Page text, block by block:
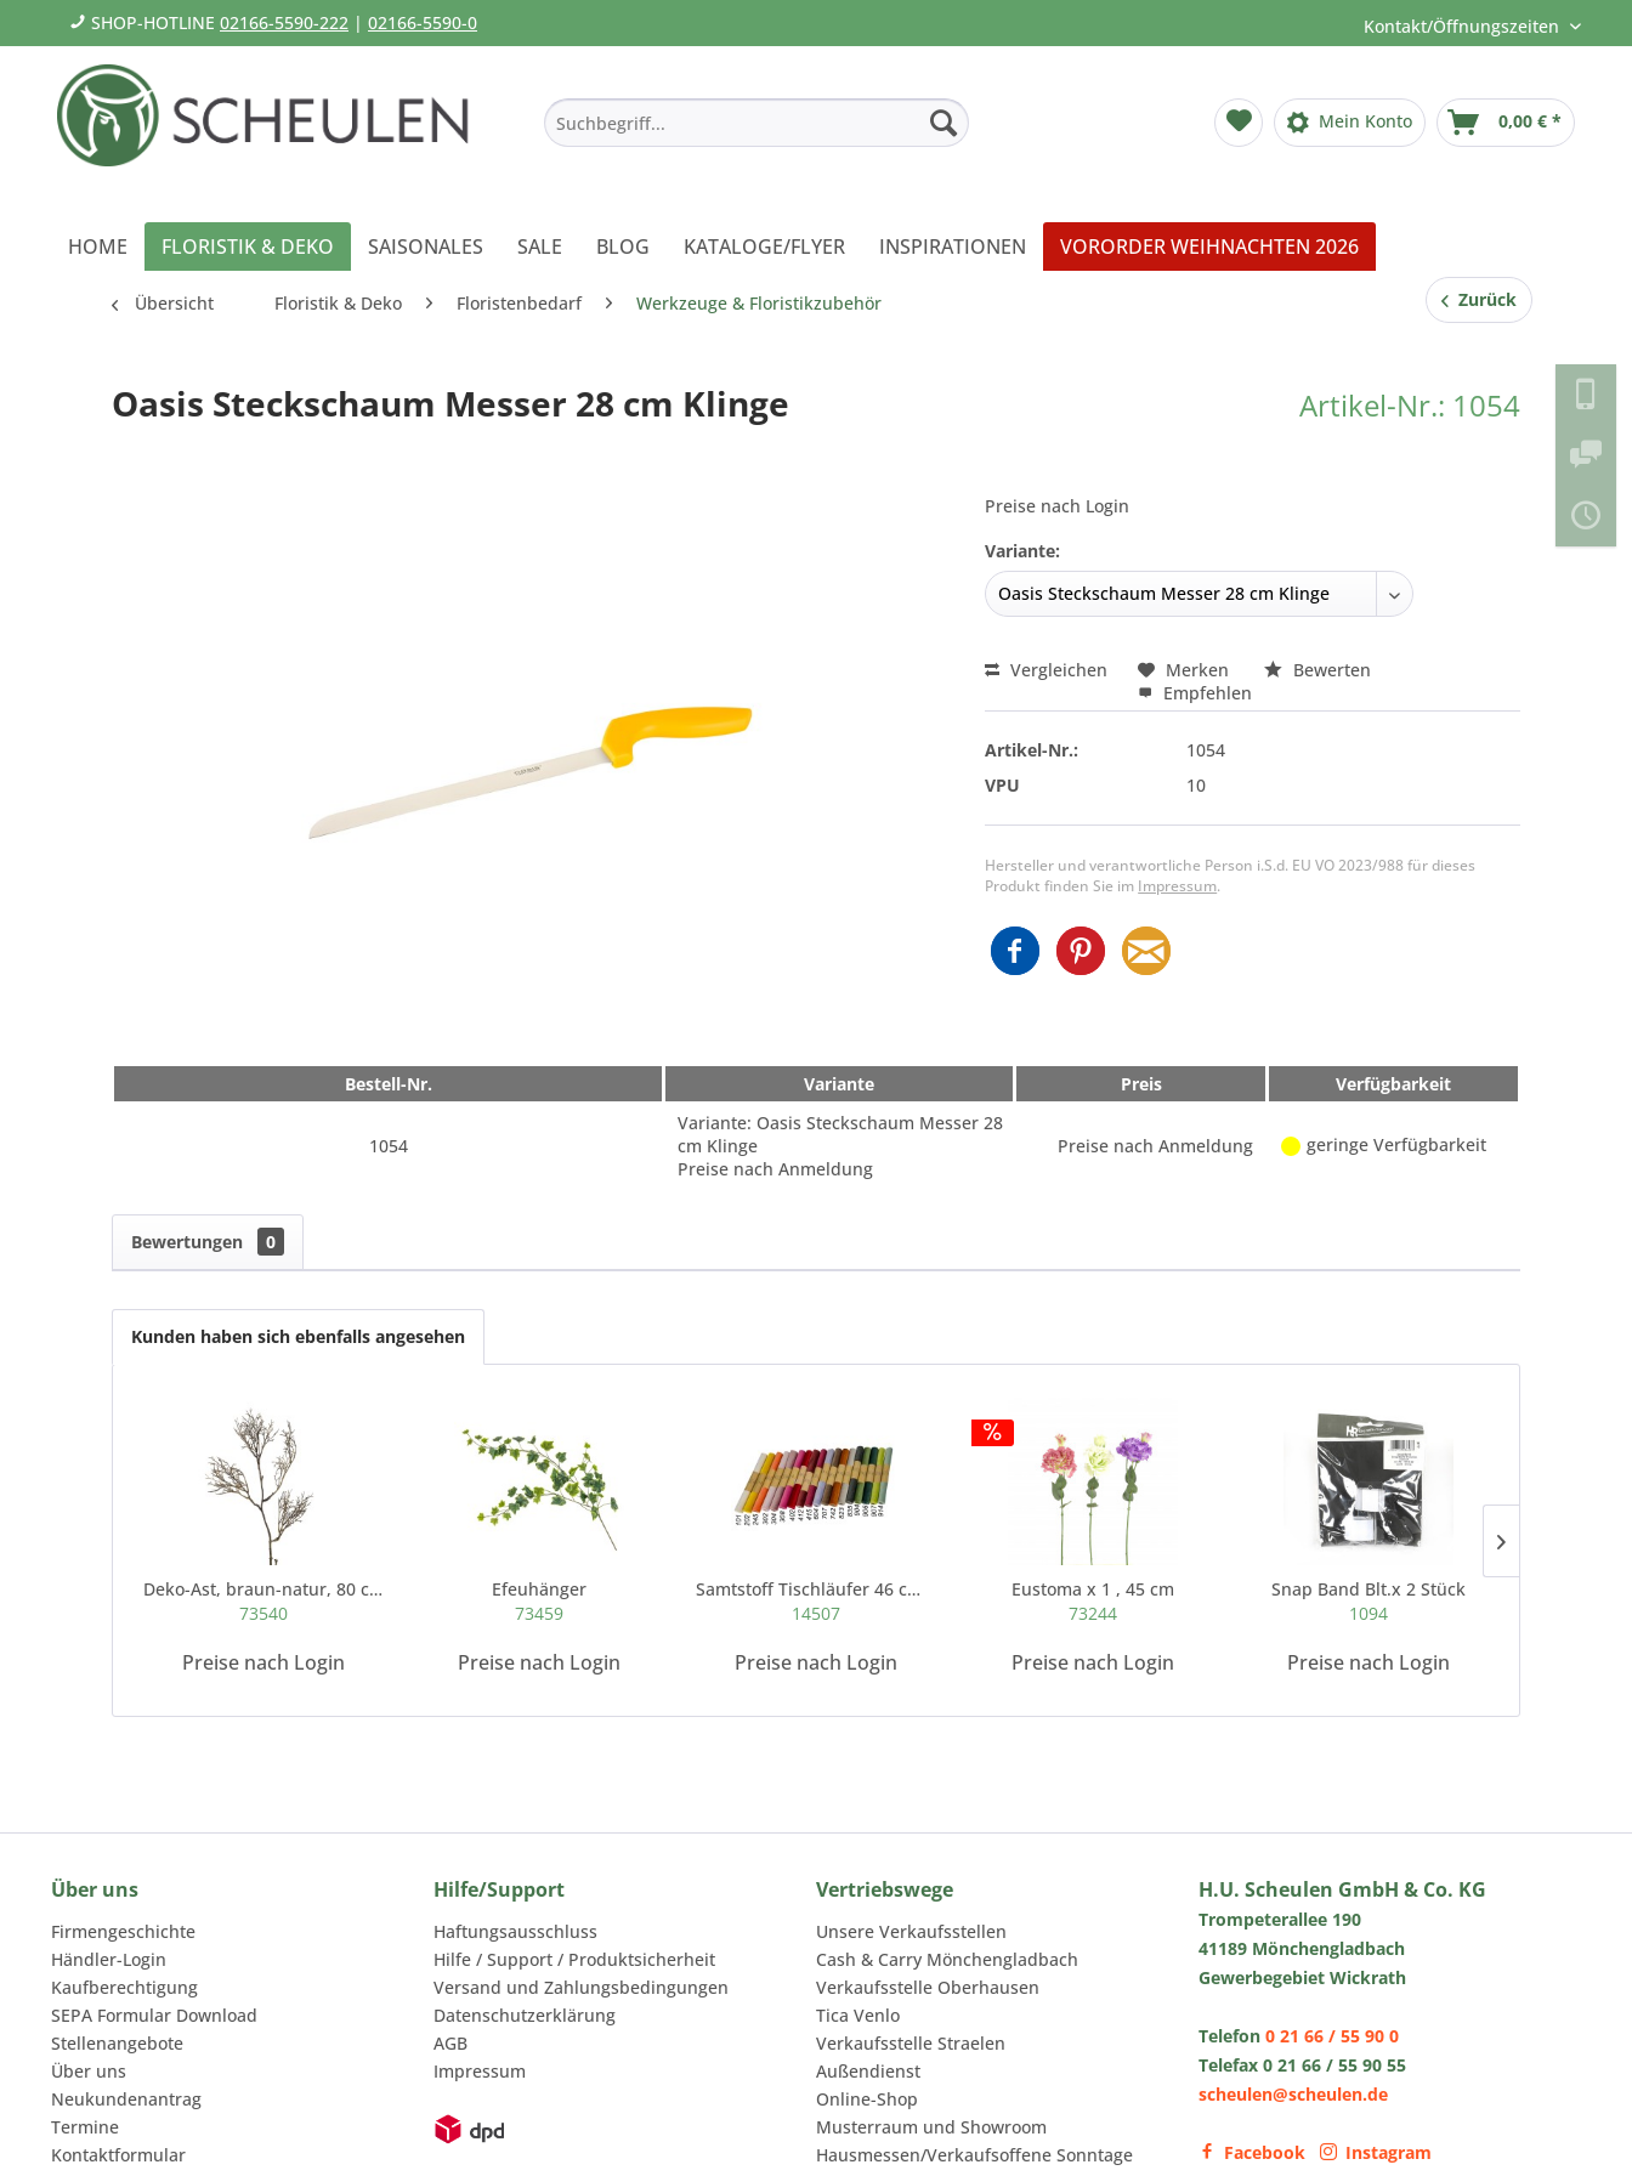
SHOP-HOTLINE 02166-5590-222 | 02166-5590-0 Kontakt/Öffnungszeiten
Mein Konto 0,00 € *
HOME FLORISTIK & DEKO SAISONALES SALE BLOG KATALOGE/FLYER INSPIRATIONEN VORORDER WEIHNACHTEN 2026
Übersicht Floristik & Deko Floristenbedarf Werkzeuge & Floristikzubehör Zurück
Artikel-Nr.: 1054
Oasis Steckschaum Messer 28 cm Klinge
Preise nach Login
Variante:
Vergleichen Merken
Bewerten
Empfehlen
Artikel-Nr.:
1054
VPU
10
Hersteller und verantwortliche Person i.S.d. EU VO 2023/988 für dieses
Produkt finden Sie im Impressum.
Bestell-Nr. Variante Preis Verfügbarkeit
1054
Variante: Oasis Steckschaum Messer 28
cm Klinge
Preise nach Anmeldung
Preise nach Anmeldung geringe Verfügbarkeit
Bewertungen 0
Kunden haben sich ebenfalls angesehen
Deko-Ast, braun-natur, 80 cm
73540
Preise nach Login
Efeuhänger
73459
Preise nach Login
Samtstoff Tischläufer 46 cm x 180cm lang
14507
Preise nach Login
Eustoma x 1 , 45 cm
73244
Preise nach Login
Snap Band Blt.x 2 Stück
1094
Preise nach Login
Über uns
Firmengeschichte
Händler-Login
Kaufberechtigung
SEPA Formular Download
Stellenangebote
Über uns
Neukundenantrag
Termine
Kontaktformular
Hilfe/Support
Haftungsausschluss
Hilfe / Support / Produktsicherheit
Versand und Zahlungsbedingungen
Datenschutzerklärung
AGB
Impressum
Vertriebswege
Unsere Verkaufsstellen
Cash & Carry Mönchengladbach
Verkaufsstelle Oberhausen
Tica Venlo
Verkaufsstelle Straelen
Außendienst
Online-Shop
Musterraum und Showroom
Hausmessen/Verkaufsoffene Sonntage
H.U. Scheulen GmbH & Co. KG
Trompeterallee 190
41189 Mönchengladbach
Gewerbegebiet Wickrath
Telefon 0 21 66 / 55 90 0
Telefax 0 21 66 / 55 90 55
scheulen@scheulen.de
Facebook Instagram